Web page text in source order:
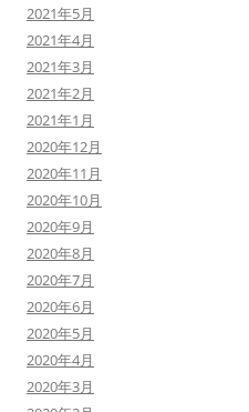
2021年5月
2021年4月
2021年3月
2021年2月
2021年1月
2020年12月
2020年11月
2020年10月
2020年9月
2020年8月
2020年7月
2020年6月
2020年5月
2020年4月
2020年3月